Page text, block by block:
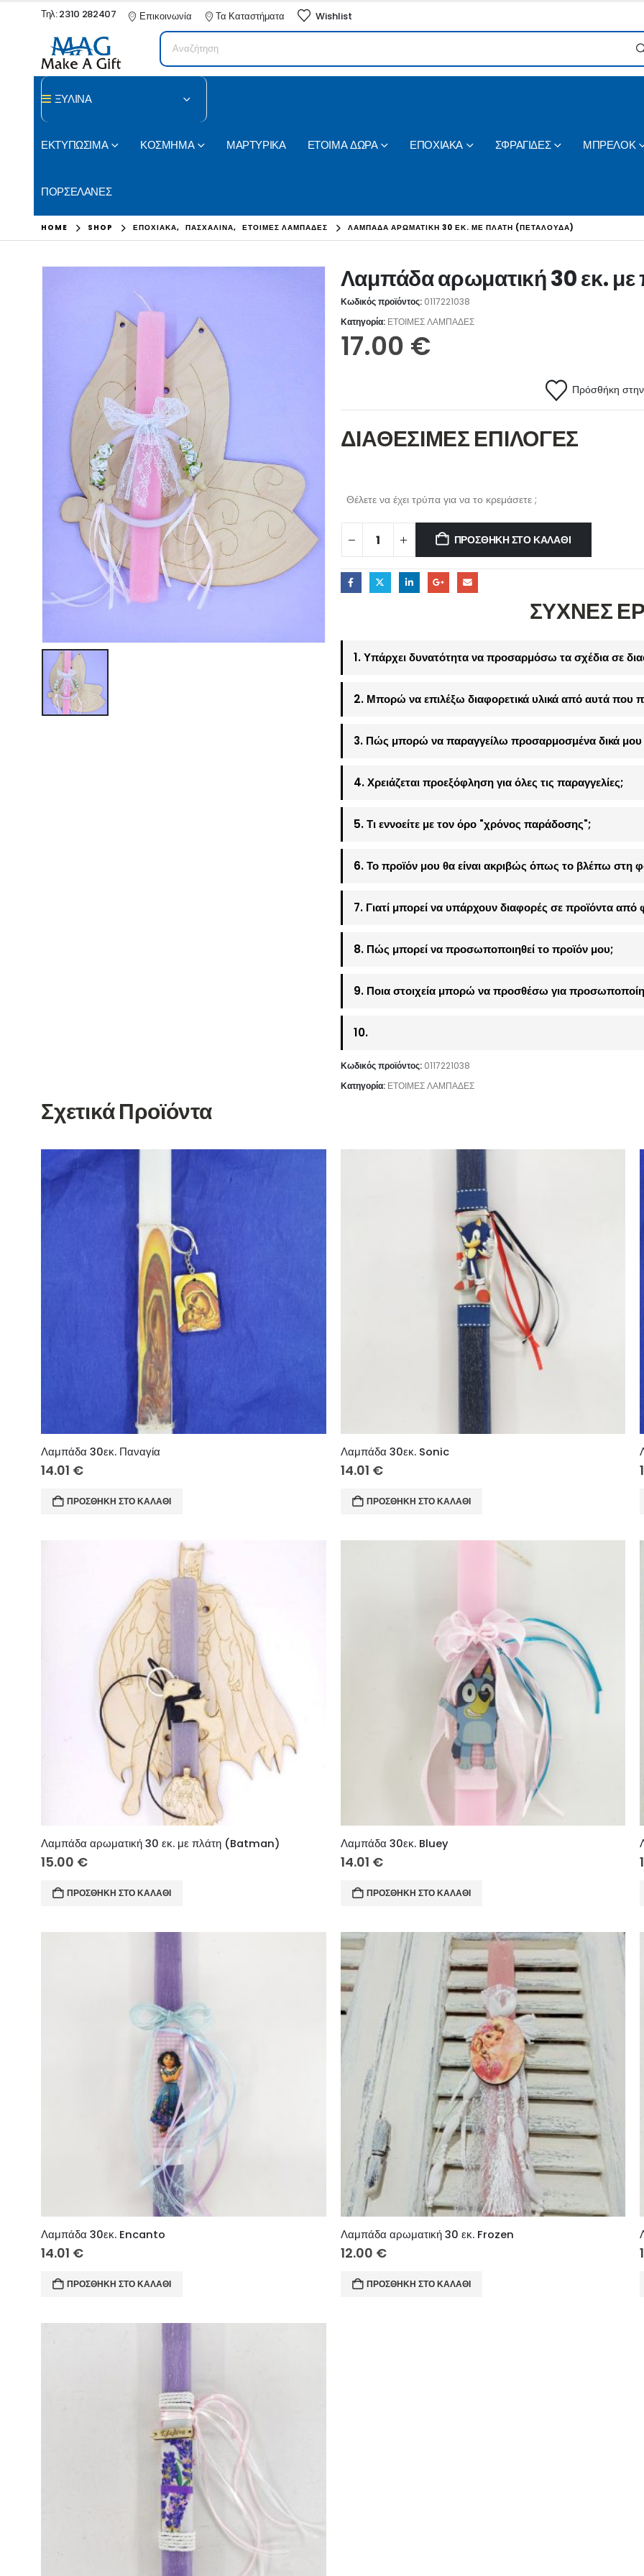
Τηλ: 2310 282407 Επικοινωνία Τα Καταστήματα Wishlist
ΞΥΛΙΝΑ
ΕΚΤΥΠΩΣΙΜΑ ΚΟΣΜΗΜΑ ΜΑΡΤΥΡΙΚΑ ΕΤΟΙΜΑ ΔΩΡΑ ΕΠΟΧΙΑΚΑ ΣΦΡΑΓΙΔΕΣ ΜΠΡΕΛΟΚ
ΠΟΡΣΕΛΑΝΕΣ
HOME SHOP ΕΠΟΧΙΑΚΑ, ΠΑΣΧΑΛΙΝΑ, ΕΤΟΙΜΕΣ ΛΑΜΠΑΔΕΣ ΛΑΜΠΆΔΑ ΑΡΩΜΑΤΙΚΉ 30 ΕΚ. ΜΕ ΠΛΆΤΗ (ΠΕΤΑΛΟΎΔΑ)
Λαμπάδα αρωματική 30 εκ.
Κωδικός προϊόντος: 0117221038
Κατηγορία: ΕΤΟΙΜΕΣ ΛΑΜΠΑΔΕΣ
17.00 €
Πρόσθήκη στην
ΔΙΑΘΕΣΙΜΕΣ ΕΠΙΛΟΓΕΣ
Θέλετε να έχει τρύπα για να το κρεμάσετε ;
ΠΡΟΣΘΉΚΗ ΣΤΟ ΚΑΛΆΘΙ
ΣΥΧΝΕΣ
1. Υπάρχει δυνατότητα να προσαρμόσω τα σχέδια σε
2. Μπορώ να επιλέξω διαφορετικά υλικά από αυτά που
3. Πώς μπορώ να παραγγείλω προσαρμοσμένα δικά μου
4. Χρειάζεται προεξόφληση για όλες τις παραγγελίες;
5. Τι εννοείτε με τον όρο "χρόνος παράδοσης";
6. Το προϊόν μου θα είναι ακριβώς όπως το βλέπω στη
7. Γιατί μπορεί να υπάρχουν διαφορές σε προϊόντα από
8. Πώς μπορεί να προσωποποιηθεί το προϊόν μου;
9. Ποια στοιχεία μπορώ να προσθέσω για
10.
Κωδικός προϊόντος: 0117221038
Κατηγορία: ΕΤΟΙΜΕΣ ΛΑΜΠΑΔΕΣ
Σχετικά Προϊόντα
Λαμπάδα 30εκ. Παναγία
14.01 €
ΠΡΟΣΘΉΚΗ ΣΤΟ ΚΑΛΆΘΙ
Λαμπάδα 30εκ. Sonic
14.01 €
ΠΡΟΣΘΉΚΗ ΣΤΟ ΚΑΛΆΘΙ
Λαμπάδα αρωματική 30 εκ. με πλάτη (Batman)
15.00 €
ΠΡΟΣΘΉΚΗ ΣΤΟ ΚΑΛΆΘΙ
Λαμπάδα 30εκ. Bluey
14.01 €
ΠΡΟΣΘΉΚΗ ΣΤΟ ΚΑΛΆΘΙ
Λαμπάδα 30εκ. Encanto
14.01 €
ΠΡΟΣΘΉΚΗ ΣΤΟ ΚΑΛΆΘΙ
Λαμπάδα αρωματική 30 εκ. Frozen
12.00 €
ΠΡΟΣΘΉΚΗ ΣΤΟ ΚΑΛΆΘΙ